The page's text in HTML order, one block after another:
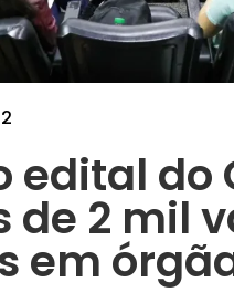
edital do
de 2 mil
em